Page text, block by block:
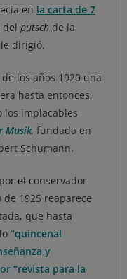
en la carta de 7
del putsch de la
dirigió.
los años 1920 una
hasta entonces,
los implacables
Musik, fundada en
Schumann.
el conservador
1925 reaparece
que hasta
“quincenal
y
“revista para la